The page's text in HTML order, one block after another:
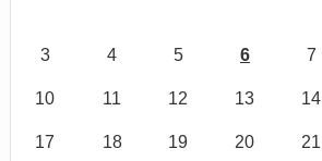
3 4 5 6 7
10 11 12 13 14
17 18 19 20 21